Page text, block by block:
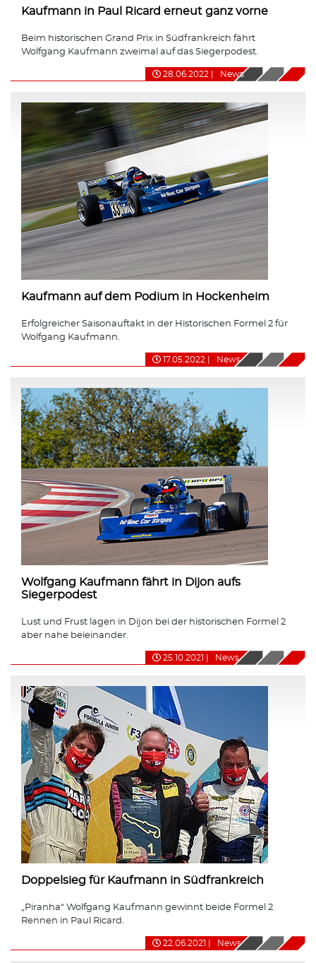
Kaufmann in Paul Ricard erneut ganz vorne
Beim historischen Grand Prix in Südfrankreich fährt
Wolfgang Kaufmann zweimal auf das Siegerpodest.
28.06.2022 News
Kaufmann auf dem Podium in Hockenheim
Erfolgreicher Saisonauftakt in der Historischen Formel 2 für
Wolfgang Kaufmann.
17.05.2022 News
Wolfgang Kaufmann fährt in Dijon aufs
Siegerpodest
Lust und Frust lagen in Dijon bei der historischen Formel 2
aber nahe beieinander.
25.10.2021 News
Doppelsieg für Kaufmann in Südfrankreich
„Piranha“ Wolfgang Kaufmann gewinnt beide Formel 2
Rennen in Paul Ricard.
22.06.2021 News